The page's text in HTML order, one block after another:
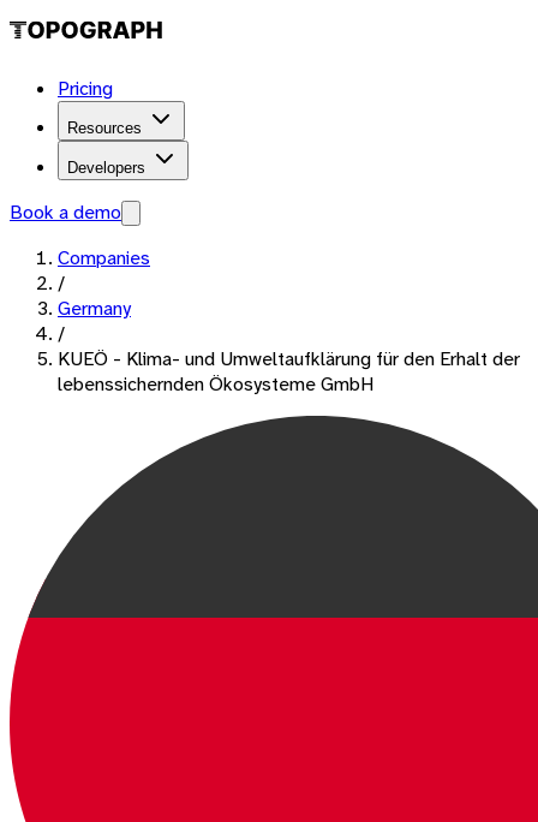
Pricing
Resources
Developers
Book a demo
Companies
/
Germany
/
KUEÖ - Klima- und Umweltaufklärung für den Erhalt der
lebenssichernden Ökosysteme GmbH